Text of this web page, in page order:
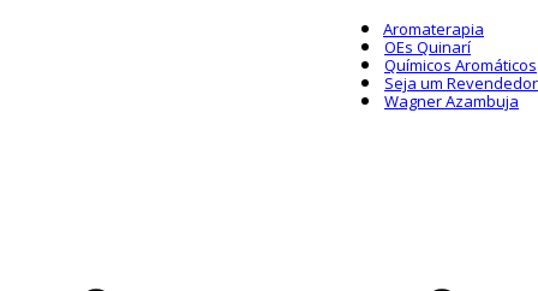
Aromaterapia
OEs Quinarí
Químicos Aromáticos
Seja um Revendedor
Wagner Azambuja